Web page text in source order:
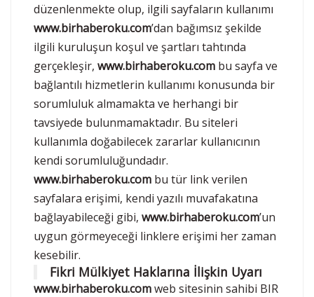
düzenlenmekte olup, ilgili sayfaların kullanımı
www.birhaberoku.com’dan bağımsız şekilde
ilgili kuruluşun koşul ve şartları tahtında
gerçekleşir, www.birhaberoku.com bu sayfa ve
bağlantılı hizmetlerin kullanımı konusunda bir
sorumluluk almamakta ve herhangi bir
tavsiyede bulunmamaktadır. Bu siteleri
kullanımla doğabilecek zararlar kullanıcının
kendi sorumluluğundadır.
www.birhaberoku.com bu tür link verilen
sayfalara erişimi, kendi yazılı muvafakatına
bağlayabileceği gibi, www.birhaberoku.com’un
uygun görmeyeceği linklere erişimi her zaman
kesebilir.
Fikri Mülkiyet Haklarına İlişkin Uyarı
www.birhaberoku.comweb sitesinin sahibi BIR